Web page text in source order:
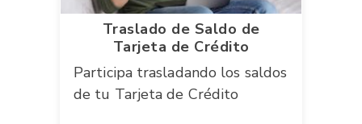
Traslado de Saldo de
Tarjeta de Crédito
Participa trasladando los saldos
de tu Tarjeta de Crédito